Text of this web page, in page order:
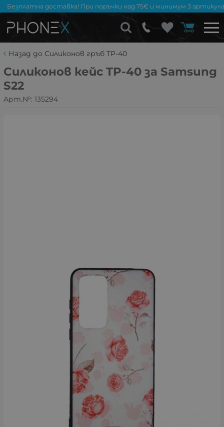
Безплатна доставка! При поръчки над 75€ и минимум 3
Назад до Силиконов гръб TP-40
Силиконов кейс TP-40 за Samsung
S22
Арт.№: 135294